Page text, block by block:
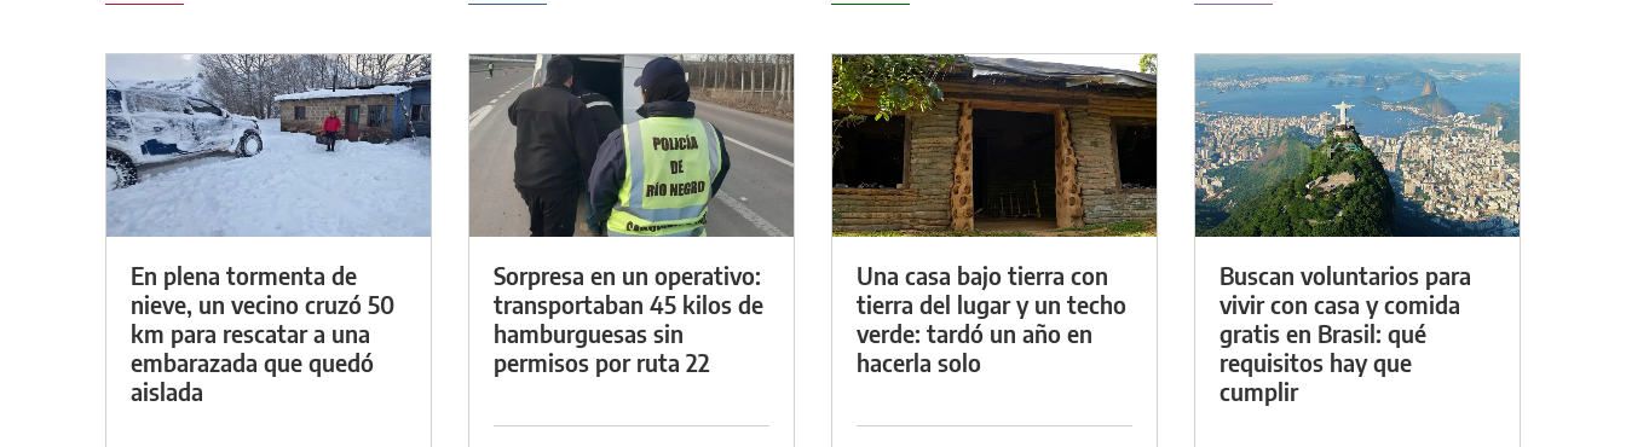
En plena tormenta de
nieve, un vecino cruzó 50
km para rescatar a una
embarazada que quedó
aislada
Sorpresa en un operativo:
transportaban 45 kilos de
hamburguesas sin
permisos por ruta 22
Una casa bajo tierra con
tierra del lugar y un techo
verde: tardó un año en
hacerla solo
Buscan voluntarios para
vivir con casa y comida
gratis en Brasil: qué
requisitos hay que
cumplir